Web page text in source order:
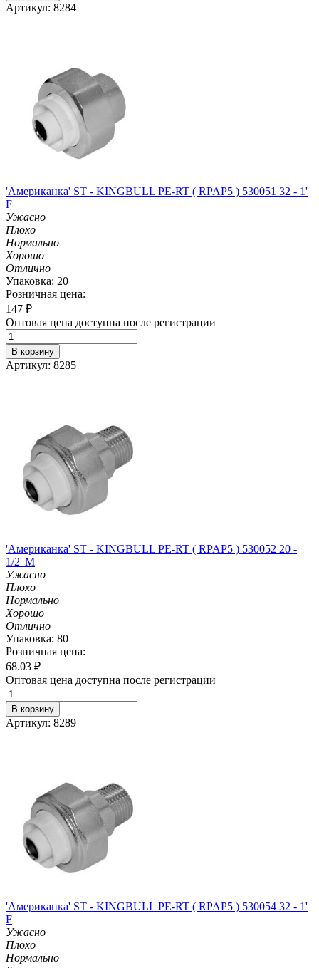
Артикул: 8284
'Американка' ST - KINGBULL PE-RT ( RPAP5 ) 530051 32 - 1'
F
Ужасно
Плохо
Нормально
Хорошо
Отлично
Упаковка: 20
Розничная цена:
147 ₽
Оптовая цена доступна после регистрации
В корзину
Артикул: 8285
'Американка' ST - KINGBULL PE-RT ( RPAP5 ) 530052 20 -
1/2' M
Ужасно
Плохо
Нормально
Хорошо
Отлично
Упаковка: 80
Розничная цена:
68.03 ₽
Оптовая цена доступна после регистрации
В корзину
Артикул: 8289
'Американка' ST - KINGBULL PE-RT ( RPAP5 ) 530054 32 - 1'
F
Ужасно
Плохо
Нормально